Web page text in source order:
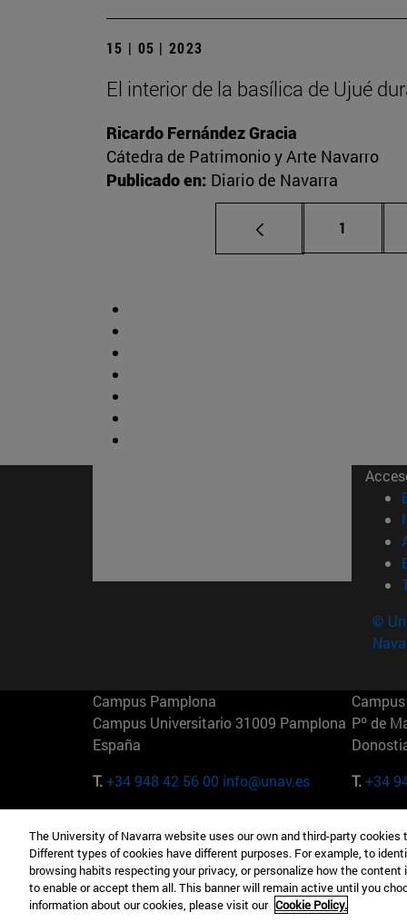
15 | 05 | 2023
El interior de la basílica de Ujué
Ricardo Fernández Gracia
Cátedra de Patrimonio y Arte Navarro
Publicado en: Diario de Navarra
Página
1
©
Campus Pamplona
Campus Universitario 31009 Pamplona
España
T.+34 948 42 56 00 info@unav.es
Pº de
T.+34
Camino del Cerro Águila 3 28023
Madrid España
T.+34 912 11 30 00
165 W
EE.UU
T.+1
The University of Navarra website uses our own and third-party
Different types of cookies have different purposes. For example, to
browsing habits respecting your privacy, or personalize how the
to enable or accept them all. This banner will remain active until you
information about our cookies, please visit our Cookie Policy.